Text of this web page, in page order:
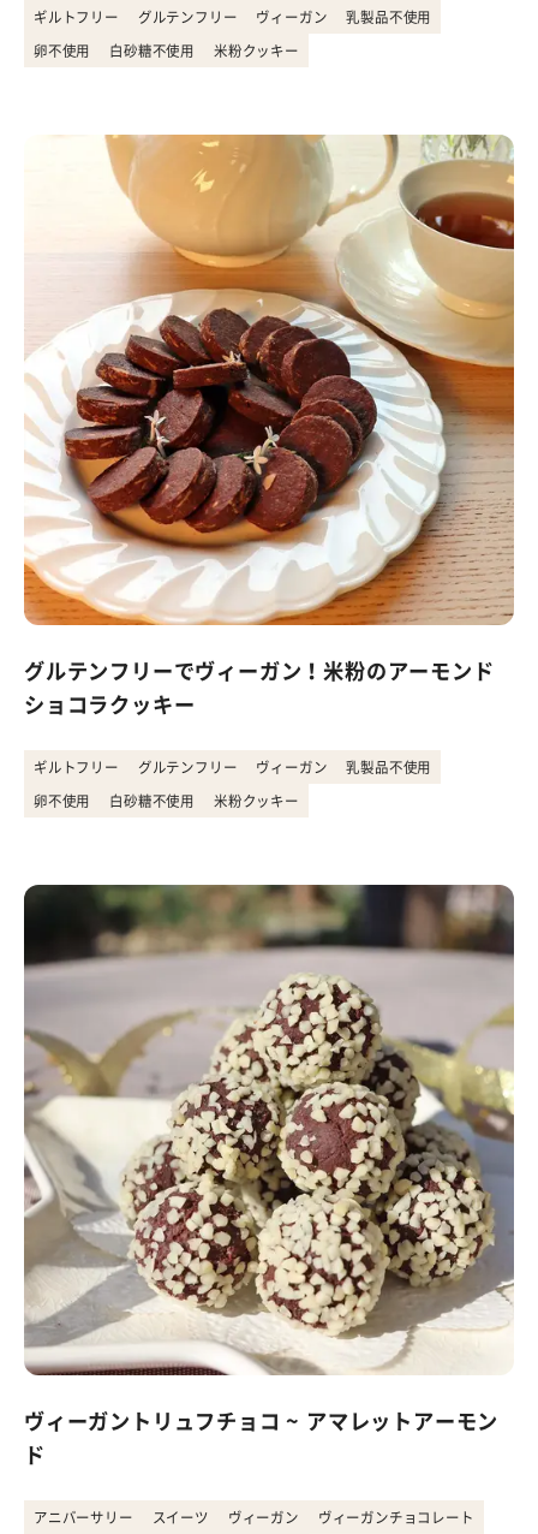
ギルトフリー グルテンフリー ヴィーガン 乳製品不使用
卵不使用 白砂糖不使用 米粉クッキー
グルテンフリーでヴィーガン！米粉のアーモンド
ショコラクッキー
ギルトフリー グルテンフリー ヴィーガン 乳製品不使用
卵不使用 白砂糖不使用 米粉クッキー
ヴィーガントリュフチョコ ~ アマレットアーモン
ド
アニバーサリー スイーツ ヴィーガン ヴィーガンチョコレート